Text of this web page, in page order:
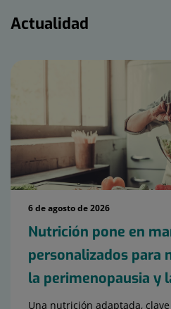
Actualidad
6 de agosto de 2026
Nutrición pone en
personalizados para
la perimenopausia y
Una nutrición adaptada,